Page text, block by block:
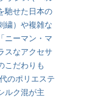
馳せた日本の
繍）や複雑な
ニーマン・マ
スなアクセサ
こだわりも
のポリエステ
ルク混が主